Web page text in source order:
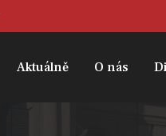
Aktuálně O nás